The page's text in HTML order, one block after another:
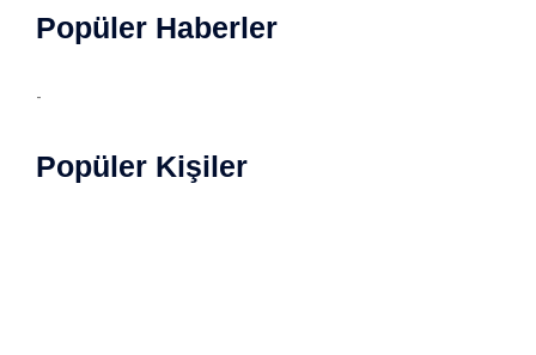
Popüler Haberler
-
Popüler Kişiler